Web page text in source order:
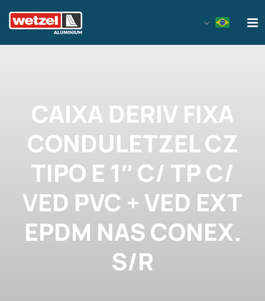
CAIXA DERIV FIXA
CONDULETZEL CZ
TIPO E 1″ C/ TP C/
VED PVC + VED EXT
EPDM NAS CONEX.
S/R